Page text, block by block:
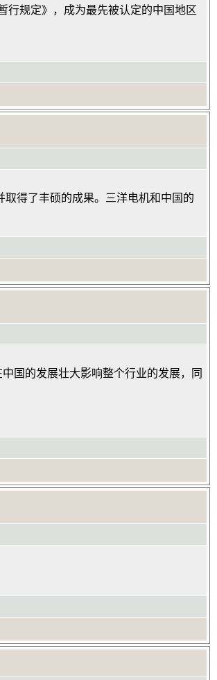
行规定》，成为最先被认定的中国地区
得了丰硕的成果。三洋电机和中国的
国的发展壮大影响整个行业的发展，同